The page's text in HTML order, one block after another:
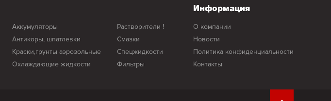
аккумуляторы
антикоры, шпатлевки
краски,грунты аэрозольные
охлаждающие жидкости
растворители !
смазки
спецжидкости
фильтры
Информация
о компании
новости
политика конфиденциальности
контакты